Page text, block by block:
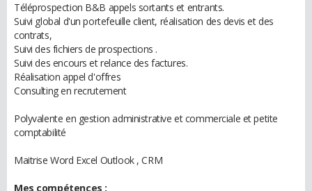
Téléprospection B&B appels sortants et entrants.
Suivi global d'un portefeuille client, réalisation des devis et des
contrats,
Suivi des fichiers de prospections .
Suivi des encours et relance des factures.
Réalisation appel d'offres
Consulting en recrutement
Polyvalente en gestion administrative et commerciale et petite
comptabilité
Maitrise Word Excel Outlook , CRM
Mes compétences :